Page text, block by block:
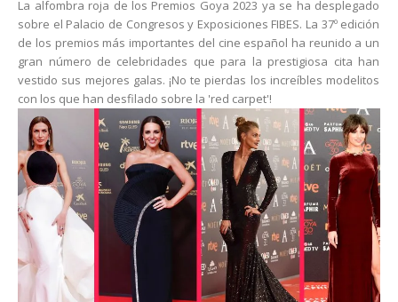
La alfombra roja de los Premios Goya 2023 ya se ha desplegado
sobre el Palacio de Congresos y Exposiciones FIBES. La 37º edición
de los premios más importantes del cine español ha reunido a un
gran número de celebridades que para la prestigiosa cita han
vestido sus mejores galas. ¡No te pierdas los increíbles modelitos
con los que han desfilado sobre la 'red carpet'!